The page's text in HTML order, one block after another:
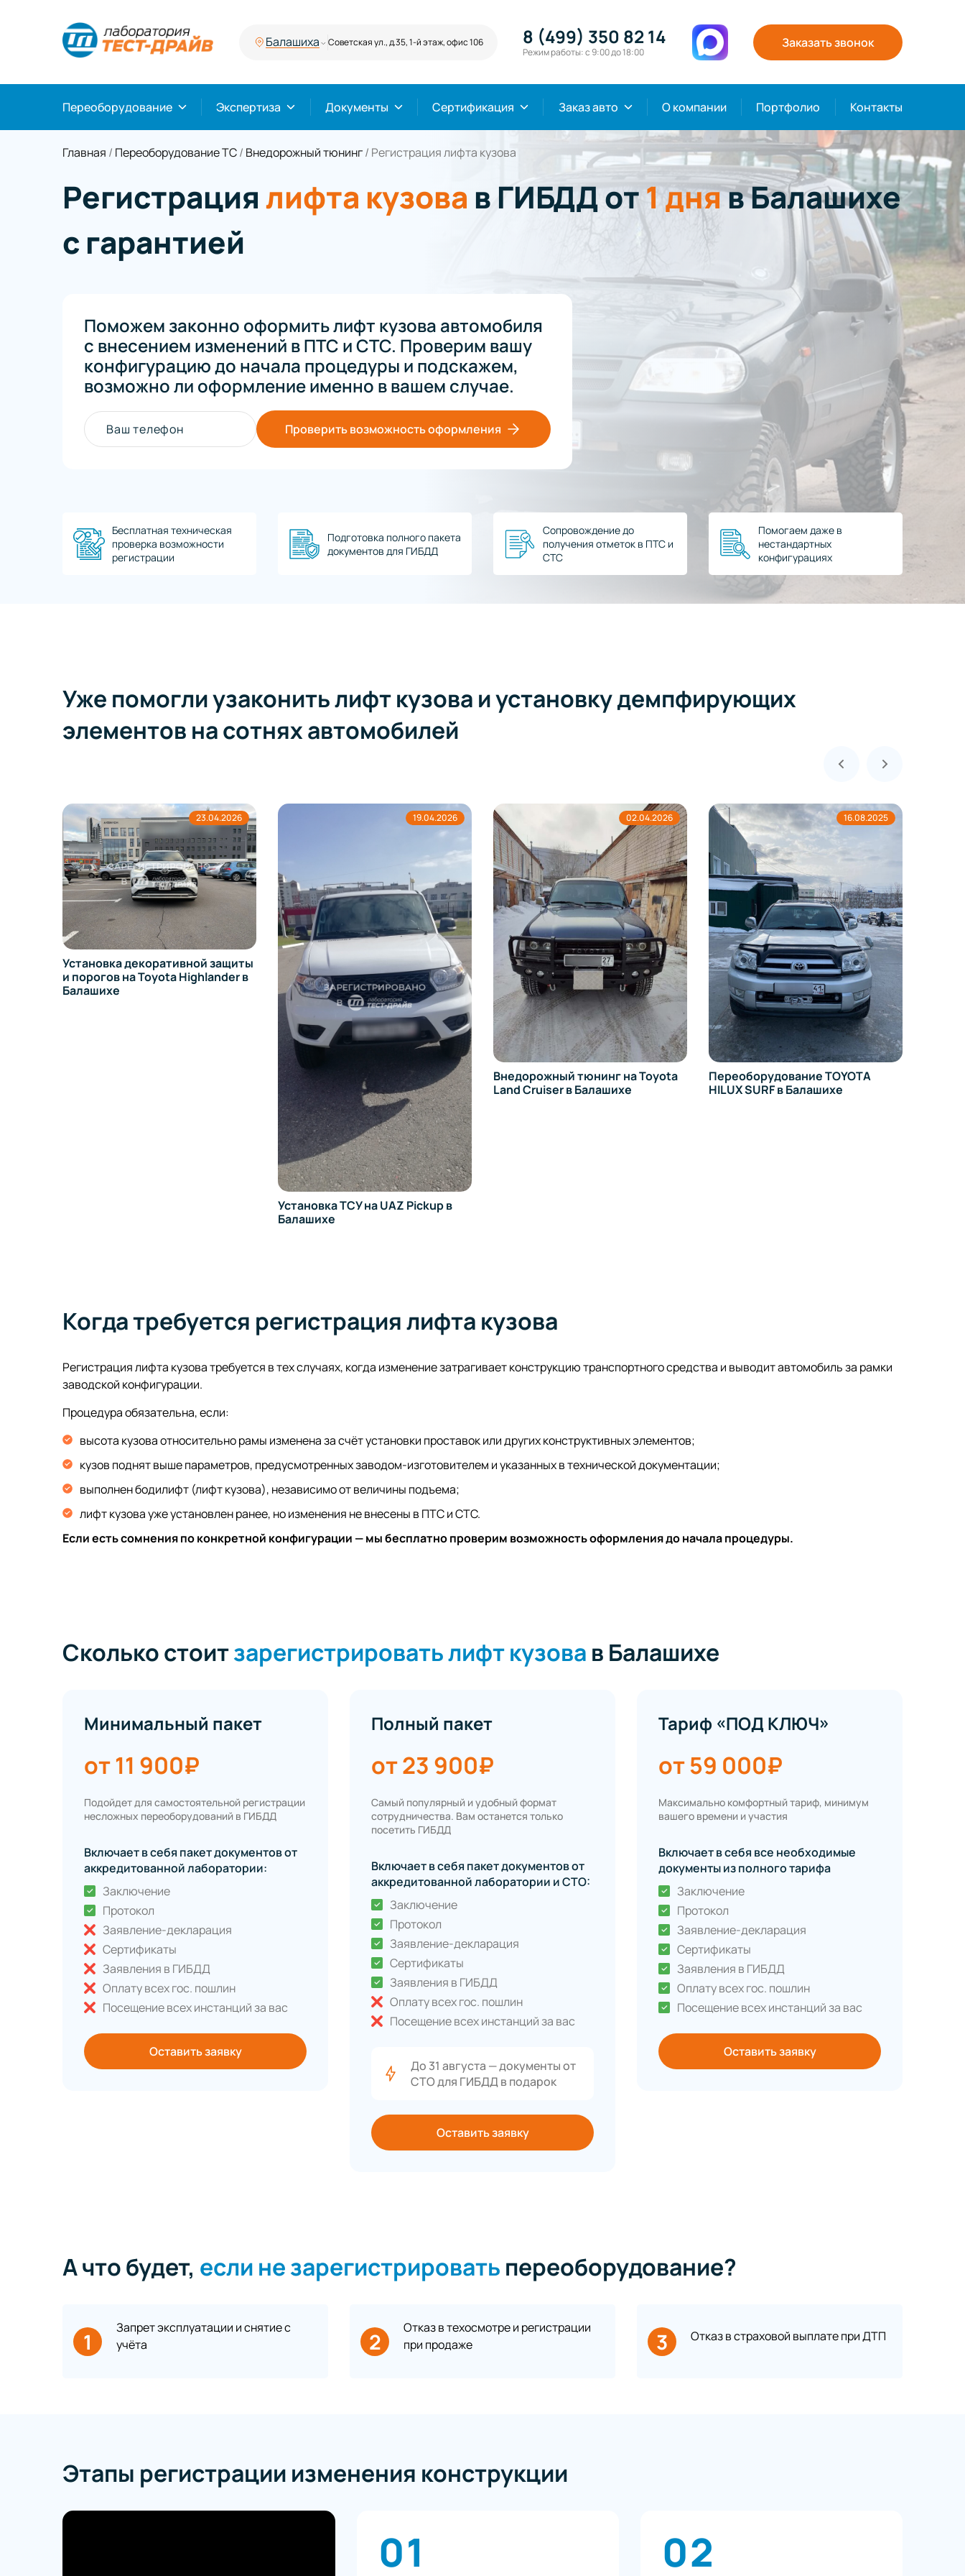
Балашиха Советская ул., д.35, 1-й этаж, офис 106 8 (499) 350 82 14
Режим работы: с 9:00 до 18:00
Заказать звонок
Переоборудование Экспертиза Документы Сертификация Заказ авто О компании Портфолио Контакты
Главная / Переоборудование ТС/ Внедорожный тюнинг/ Регистрация лифта кузова
Регистрациялифта кузова в ГИБДД от1 дняв Балашихе
с гарантией
Поможем законно оформить лифт кузова автомобиля
с внесением изменений в ПТС и СТС. Проверим вашу
конфигурацию до начала процедуры и подскажем,
возможно ли оформление именно в вашем случае.
Ваш телефон Проверить возможность оформления
Бесплатная техническая
проверка возможности
регистрации
Подготовка полного пакета
документов для ГИБДД
Сопровождение до
получения отметок в ПТС и
СТС
Помогаем даже в
нестандартных
конфигурациях
Уже помогли узаконить лифт кузова и установку демпфирующих
элементов на сотнях автомобилей
23.04.2026
Установка декоративной защиты
и порогов на Toyota Highlander в
Балашихе
Установка ТСУ на UAZ Pickup в
Балашихе
Внедорожный тюнинг на Toyota
Land Cruiser в Балашихе
16.08.2025
Переоборудование TOYOTA
HILUX SURF в Балашихе
Внедорожный
Когда требуется регистрация лифта кузова
Регистрация лифта кузова требуется в тех случаях, когда изменение затрагивает конструкцию транспортного средства и выводит автомобиль за рамки
заводской конфигурации.
Процедура обязательна, если:
высота кузова относительно рамы изменена за счёт установки проставок или других конструктивных элементов;
кузов поднят выше параметров, предусмотренных заводом-изготовителем и указанных в технической документации;
выполнен бодилифт (лифт кузова), независимо от величины подъема;
лифт кузова уже установлен ранее, но изменения не внесены в ПТС и СТС.
Если есть сомнения по конкретной конфигурации — мы бесплатно проверим возможность оформления до начала процедуры.
Сколько стоитзарегистрировать лифт кузова в Балашихе
Минимальный пакет
от 11 900₽
Подойдет для самостоятельной регистрации
несложных переоборудований в ГИБДД
Включает в себя пакет документов от
аккредитованной лаборатории:
Заключение
Протокол
Заявление-декларация
Сертификаты
Заявления в ГИБДД
Оплату всех гос. пошлин
Посещение всех инстанций за вас
Оставить заявку
Полный пакет
от 23 900₽
Самый популярный и удобный формат
сотрудничества. Вам останется только
посетить ГИБДД
Включает в себя пакет документов от
аккредитованной лаборатории и СТО:
Заключение
Протокол
Заявление-декларация
Сертификаты
Заявления в ГИБДД
Оплату всех гос. пошлин
Посещение всех инстанций за вас
До 31 августа — документы от
СТО для ГИБДД в подарок
Оставить заявку
Тариф «ПОД КЛЮЧ»
от 59 000₽
Максимально комфортный тариф, минимум
вашего времени и участия
Включает в себя все необходимые
документы из полного тарифа
Заключение
Протокол
Заявление-декларация
Сертификаты
Заявления в ГИБДД
Оплату всех гос. пошлин
Посещение всех инстанций за вас
Оставить заявку
А что будет, если не зарегистрировать переоборудование?
1
Запрет эксплуатации и снятие с
учёта
2
Отказ в техосмотре и регистрации
при продаже
3 Отказ в страховой выплате при ДТП
Этапы регистрации изменения конструкции
01 02